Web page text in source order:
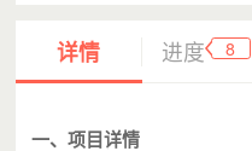
详情 进度 8
一、项目详情